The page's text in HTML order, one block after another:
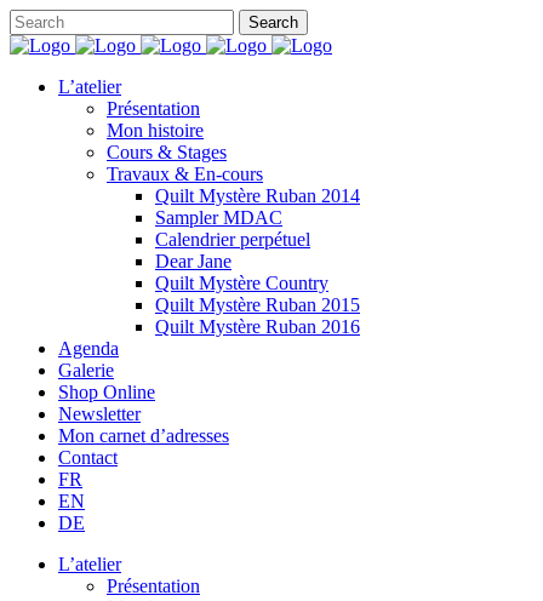
L’atelier
Présentation
Mon histoire
Cours & Stages
Travaux & En-cours
Quilt Mystère Ruban 2014
Sampler MDAC
Calendrier perpétuel
Dear Jane
Quilt Mystère Country
Quilt Mystère Ruban 2015
Quilt Mystère Ruban 2016
Agenda
Galerie
Shop Online
Newsletter
Mon carnet d’adresses
Contact
FR
EN
DE
L’atelier
Présentation